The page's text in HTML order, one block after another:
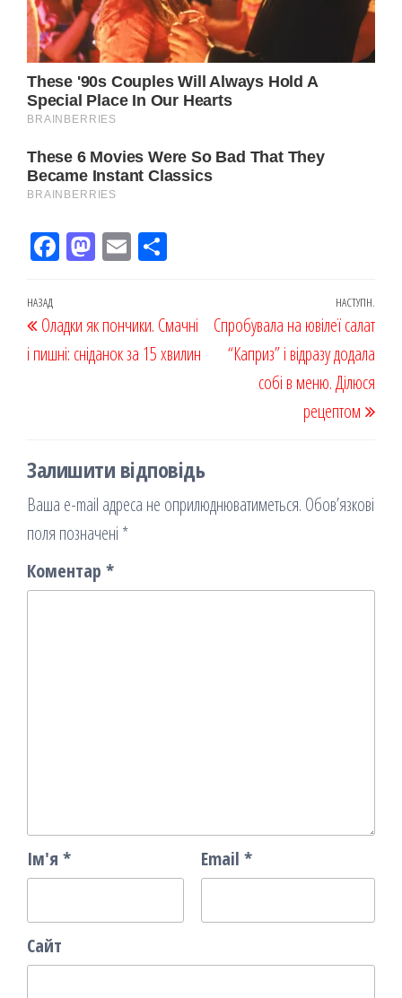
Fac
k
M
on
Em
ис
я
Навігація
записів
Попередній
запис
НАЗАД
Оладки як пончики. Смачні
і пишні: сніданок за 15 хвилин
НАСТУПН.
Спробувала на ювілеї салат
“Каприз” і відразу додала
собі в меню. Ділюся
рецептом
Залишити відповідь
Ваша e-mail адреса не оприлюднюватиметься. Обов’язкові
поля позначені *
Коментар *
Ім'я * Email *
Сайт